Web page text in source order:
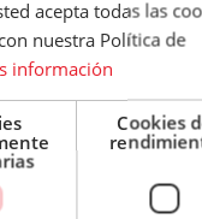
Gestión
acepta todas las
nuestra Política de
información
Cookies